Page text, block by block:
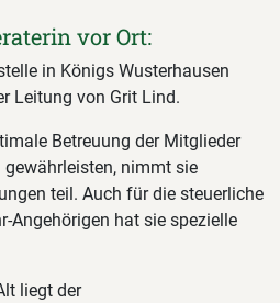
vor Ort:
in Königs Wusterhausen
Leitung von Grit Lind.
Betreuung der Mitglieder
nimmt sie
teil. Auch für die steuerliche
Angehörigen hat sie spezielle
liegt der